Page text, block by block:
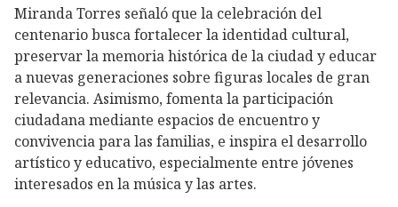
Miranda Torres señaló que la celebración del
centenario busca fortalecer la identidad cultural,
preservar la memoria histórica de la ciudad y educar
a nuevas generaciones sobre figuras locales de gran
relevancia. Asimismo, fomenta la participación
ciudadana mediante espacios de encuentro y
convivencia para las familias, e inspira el desarrollo
artístico y educativo, especialmente entre jóvenes
interesados en la música y las artes.